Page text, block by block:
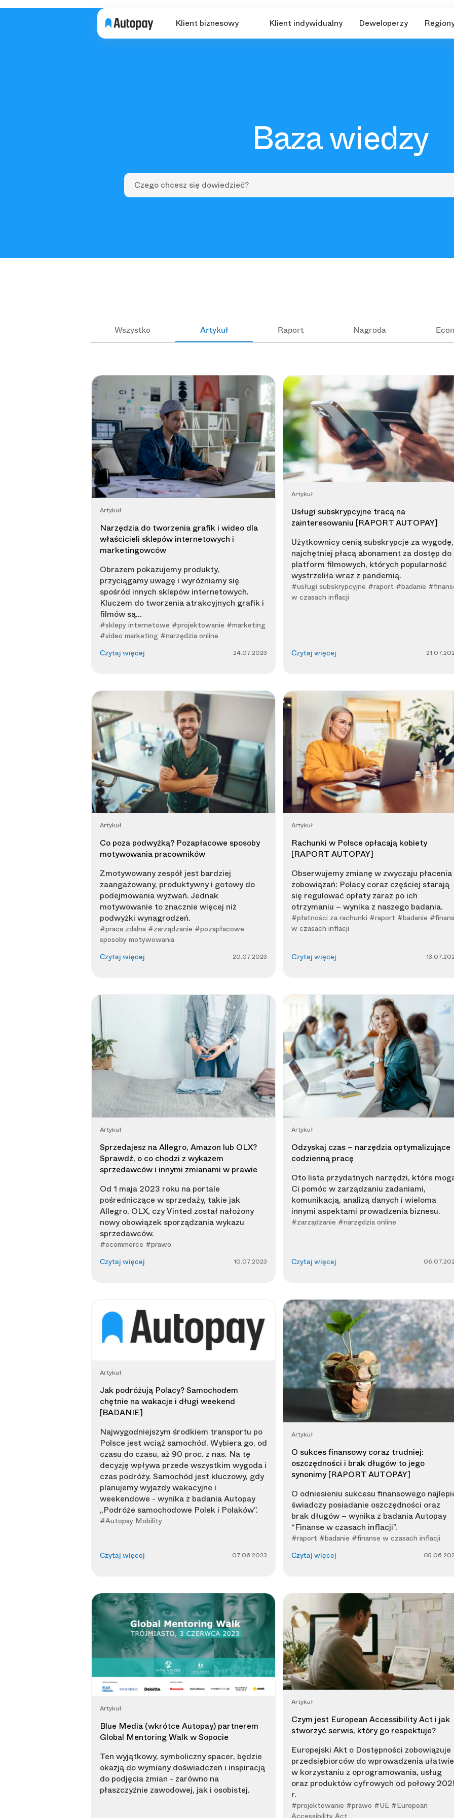
Klient biznesowy Klient indywidualny Deweloperzy
Baza wiedzy
Wszystko Artykuł Raport Nagroda
Artykuł
Narzędzia do tworzenia grafik i wideo dla
właścicieli sklepów internetowych i
marketingowców
Obrazem pokazujemy produkty,
przyciągamy uwagę i wyróżniamy się
spośród innych sklepów internetowych.
Kluczem do tworzenia atrakcyjnych grafik i
filmów są...
#sklepy internetowe #projektowanie #marketing
#video marketing #narzędzia online
Czytaj więcej 24.07.2023
Artykuł
Usługi subskrypcyjne tracą na
zainteresowaniu [RAPORT AUTOPAY]
Użytkownicy cenią subskrypcje za
najchętniej płacą abonament za dostęp do
platform filmowych, których popularność
wystrzeliła wraz z pandemią.
#usługi subskrypcyjne #raport #badanie
w czasach inflacji
Czytaj więcej
Artykuł
Co poza podwyżką? Pozapłacowe sposoby
motywowania pracowników
Zmotywowany zespół jest bardziej
zaangażowany, produktywny i gotowy do
podejmowania wyzwań. Jednak
motywowanie to znacznie więcej niż
podwyżki wynagrodzeń.
#praca zdalna #zarządzanie #pozapłacowe
sposoby motywowania
Czytaj więcej 20.07.2023
Artykuł
Rachunki w Polsce opłacają kobiety
[RAPORT AUTOPAY]
Obserwujemy zmianę w zwyczaju płacenia
zobowiązań: Polacy coraz częściej starają
się regulować opłaty zaraz po ich
otrzymaniu – wynika z naszego badania.
#płatności za rachunki #raport #badanie
w czasach inflacji
Czytaj więcej
Artykuł
Sprzedajesz na Allegro, Amazon lub OLX?
Sprawdź, o co chodzi z wykazem
sprzedawców i innymi zmianami w prawie
Od 1 maja 2023 roku na portale
pośredniczące w sprzedaży, takie jak
Allegro, OLX, czy Vinted został nałożony
nowy obowiązek sporządzania wykazu
sprzedawców.
#ecommerce #prawo
Czytaj więcej 10.07.2023
Artykuł
Odzyskaj czas – narzędzia optymalizujące
codzienną pracę
Oto lista przydatnych narzędzi, które
Ci pomóc w zarządzaniu zadaniami,
komunikacją, analizą danych i wieloma
innymi aspektami prowadzenia biznesu.
#zarządzanie #narzędzia online
Czytaj więcej
Artykuł
Jak podróżują Polacy? Samochodem
chętnie na wakacje i długi weekend
[BADANIE]
Najwygodniejszym środkiem transportu po
Polsce jest wciąż samochód. Wybiera go, od
czasu do czasu, aż 90 proc. z nas. Na tę
decyzję wpływa przede wszystkim wygoda i
czas podróży. Samochód jest kluczowy, gdy
planujemy wyjazdy wakacyjne i
weekendowe - wynika z badania Autopay
„Podróże samochodowe Polek i Polaków”.
#Autopay Mobility
Czytaj więcej 07.06.2023
Artykuł
O sukces finansowy coraz trudniej:
oszczędności i brak długów to jego
synonimy [RAPORT AUTOPAY]
O odniesieniu sukcesu finansowego
świadczy posiadanie oszczędności oraz
brak długów – wynika z badania Autopay
“Finanse w czasach inflacji”.
#raport #badanie #finanse w czasach inflacji
Czytaj więcej
Artykuł
Blue Media (wkrótce Autopay) partnerem
Global Mentoring Walk w Sopocie
Ten wyjątkowy, symboliczny spacer, będzie
okazją do wymiany doświadczeń i inspiracją
do podjęcia zmian - zarówno na
płaszczyźnie zawodowej, jak i osobistej.
Artykuł
Czym jest European Accessibility Act i jak
stworzyć serwis, który go respektuje?
Europejski Akt o Dostępności zobowiązuje
przedsiębiorców do wprowadzenia
w korzystaniu z oprogramowania, usług
oraz produktów cyfrowych od połowy
r.
#projektowanie #prawo #UE #European